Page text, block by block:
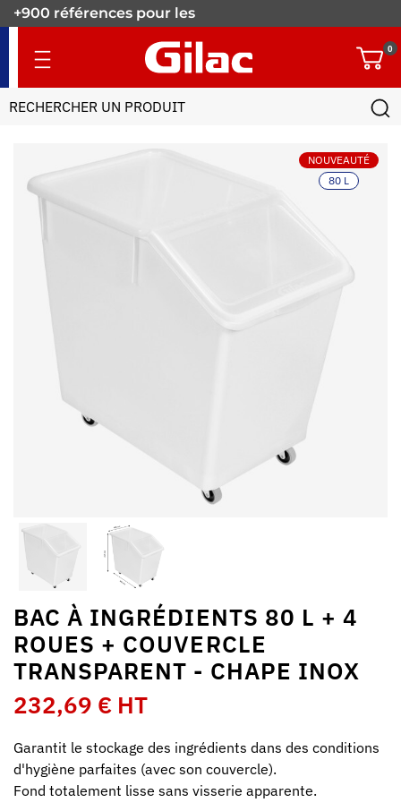
NOUVEAUTÉ
80 L
BAC À INGRÉDIENTS 80 L + 4
ROUES + COUVERCLE
TRANSPARENT - CHAPE INOX
232,69 € HT
Garantit le stockage des ingrédients dans des conditions
d'hygiène parfaites (avec son couvercle).
Fond totalement lisse sans visserie apparente.
+900 références pour les
0